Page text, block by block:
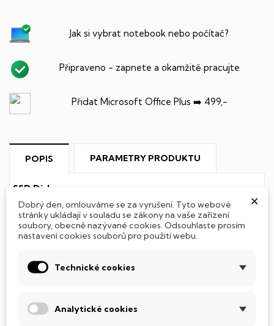
Jak si vybrat notebook nebo počítač?
Připraveno - zapnete a okamžitě pracujte
Přidat Microsoft Office Plus ➡️ 499,-
POPIS PARAMETRY PRODUKTU
SSD Disk
Tento notebook je vybavenSSD(Solid State Drive)
diskem, který na rozdíl od starších magnetických HDD
(Hard Disk Drive) disků nedisponuje žádnými pohyblivými
k mechanickému poškození. Díky použití elektronické
Podsvícená klávesnice
×
Dobrý den, omlouváme se za vyrušení. Tyto webové
stránky ukládají v souladu se zákony na vaše zařízení
soubory, obecně nazývané cookies. Odsouhlaste prosím
nastavení cookies souborů pro použití webu.
Technické cookies
Analytické cookies